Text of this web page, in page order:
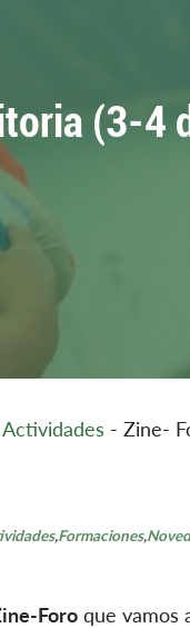
(3-4
Actividades - Zine-
,Formaciones,
Foro que vamos